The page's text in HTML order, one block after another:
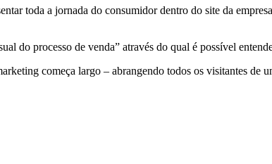
toda a jornada do consumidor dentro do site da
do processo de venda” através do qual é possível
começa largo – abrangendo todos os visitantes de